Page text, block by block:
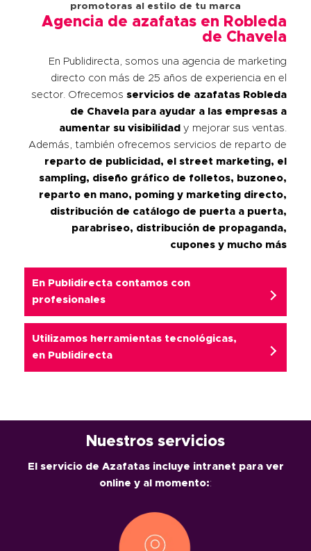
promotoras al estilo de tu marca
Agencia de azafatas en Robleda
de Chavela
En Publidirecta, somos una agencia de marketing
directo con más de 25 años de experiencia en el
sector. Ofrecemos servicios de azafatas Robleda
de Chavela para ayudar a las empresas a
aumentar su visibilidad y mejorar sus ventas.
Además, también ofrecemos servicios de reparto de
reparto de publicidad, el street marketing, el
sampling, diseño gráfico de folletos, buzoneo,
reparto en mano, poming y marketing directo,
distribución de catálogo de puerta a puerta,
parabriseo, distribución de propaganda,
cupones y mucho más
En Publidirecta contamos con
profesionales
Utilizamos herramientas tecnológicas,
en Publidirecta
Nuestros servicios
El servicio de Azafatas incluye intranet para ver
online y al momento::